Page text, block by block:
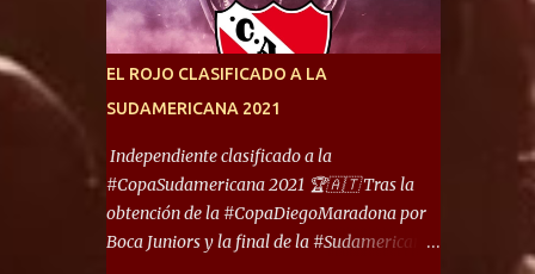
ello son protagonistas de un clásico de los
transitó por la primera división del fútbol
local durante muchos años. Dock Sud es otro
de los que comparten esas tierras, aunque el
foco de atención es la convivencia
Independiente - Racing. “No encuentro, más
EL ROJO CLASIFICADO A LA
SUDAMERICANA 2021
Independiente clasificado a la
#CopaSudamericana 2021 🏆🇦🇹 Tras la
obtención de la #CopaDiegoMaradona por
Boca Juniors y la final de la #Sudamericana